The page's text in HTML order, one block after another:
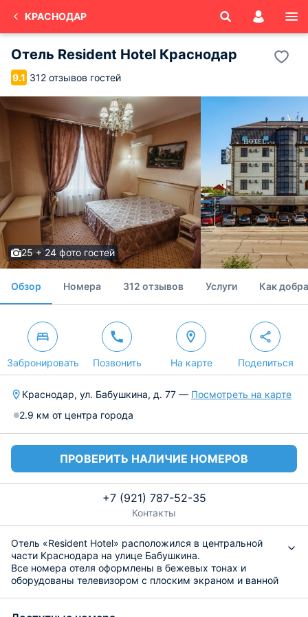
КРАСНОДАР
Отель Resident Hotel Краснодар
9.1 312 отзывов гостей
25 + 24 фото гостей
Обзор Номера 312 отзывов Услуги Как
Забронировать Позвонить На карте Поделиться
Краснодар, ул. Бабушкина, д. 77 — Посмотреть на карте
2.9 км от центра города
ПРОВЕРИТЬ НАЛИЧИЕ НОМЕРОВ
+7 (921) 787-52-35
Контакты
Отель «Resident Hotel» расположился в центральной
части Краснодара на улице Бабушкина.
Все номера отеля оформлены в бежевых тонах и
оборудованы телевизором с плоским экраном и ванной